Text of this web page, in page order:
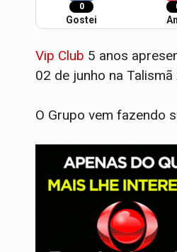
0
Gostei
Vip Club 5 anos
02 de junho na
O Grupo vem fazendo